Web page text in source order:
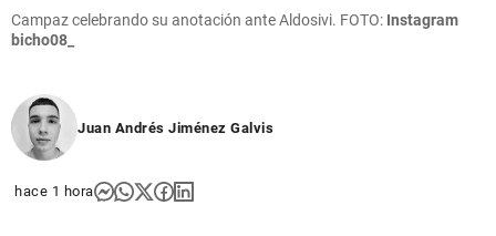
Campaz celebrando su anotación ante Aldosivi. FOTO: Instagram
bicho08_
Juan Andrés Jiménez Galvis
hace 1 hora